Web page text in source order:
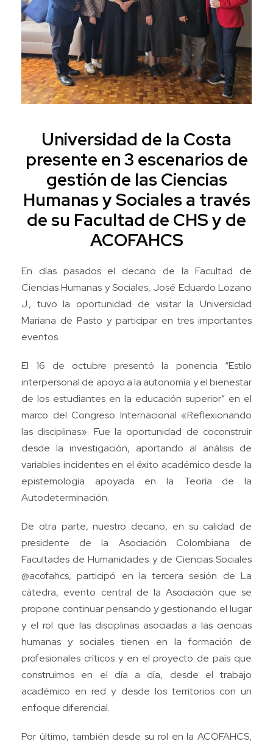
Universidad de la Costa
presente en 3 escenarios de
gestión de las Ciencias
Humanas y Sociales a través
de su Facultad de CHS y de
ACOFAHCS
En días pasados el decano de la Facultad de
Ciencias Humanas y Sociales, José Eduardo Lozano
J., tuvo la oportunidad de visitar la Universidad
Mariana de Pasto y participar en tres importantes
eventos.
El 16 de octubre presentó la ponencia “Estilo
interpersonal de apoyo a la autonomía y el bienestar
de los estudiantes en la educación superior” en el
marco del Congreso Internacional «Reflexionando
las disciplinas». Fue la oportunidad de coconstruir
desde la investigación, aportando al análisis de
variables incidentes en el éxito académico desde la
epistemología apoyada en la Teoría de la
Autodeterminación.
De otra parte, nuestro decano, en su calidad de
presidente de la Asociación Colombiana de
Facultades de Humanidades y de Ciencias Sociales
@acofahcs, participó en la tercera sesión de La
cátedra, evento central de la Asociación que se
propone continuar pensando y gestionando el lugar
y el rol que las disciplinas asociadas a las ciencias
humanas y sociales tienen en la formación de
profesionales críticos y en el proyecto de país que
construimos en el día a día, desde el trabajo
académico en red y desde los territorios con un
enfoque diferencial.
Por último, también desde su rol en la ACOFAHCS,